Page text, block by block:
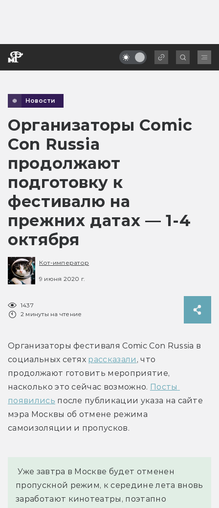
Новости
Организаторы Comic
Con Russia
продолжают
подготовку к
фестивалю на
прежних датах — 1-4
октября
Кот-император
9 июня 2020 г.
1437
2 минуты на чтение
Организаторы фестиваля Comic Con Russia в
социальных сетях рассказали , что
продолжают готовить мероприятие,
насколько это сейчас возможно. Посты
появились после публикации указа на сайте
мэра Москвы об отмене режима
самоизоляции и пропусков.
Уже завтра в Москве будет отменен
пропускной режим, к середине лета вновь
заработают кинотеатры, поэтапно